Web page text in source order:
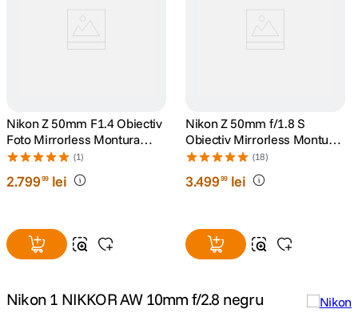
9. dji osmo
10. insta 360
Nikon Z 50mm F1.4 Obiectiv
Foto Mirrorless Montura
Nikon Z
(1)
2.79999 lei
Nikon Z 50mm f/1.8 S
Obiectiv Mirrorless Montura
Nikon Z
(18)
3.49999 lei
Nikon 1 NIKKOR AW 10mm f/2.8 negru